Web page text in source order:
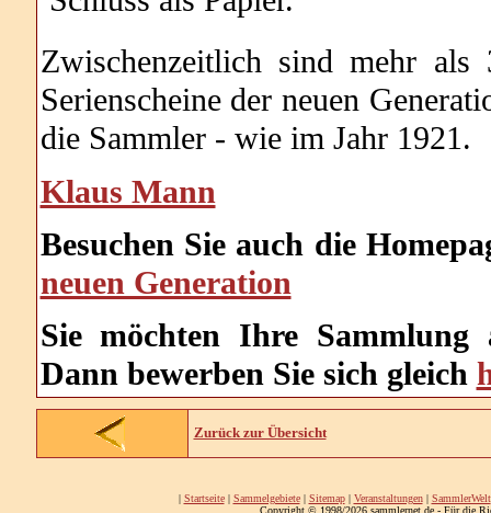
Zwischenzeitlich sind mehr
Serienscheine der neuen
die Sammler - wie im Jahr 1921.
Klaus Mann
Besuchen Sie auch die
neuen Generation
Sie möchten Ihre
Dann bewerben Sie sich gleich
Zurück zur Übersicht
| Startseite| Sammelgebiete| Sitemap| Veranstaltungen| SammlerWelt
Copyright © 1998/2026 sammlernet.de - Für die